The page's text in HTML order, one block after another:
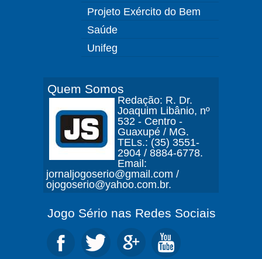
Projeto Exército do Bem
Saúde
Unifeg
Quem Somos
Redação: R. Dr.
Joaquim Libânio, nº
532 - Centro -
Guaxupé / MG.
TELs.: (35) 3551-
2904 / 8884-6778.
Email:
jornaljogoserio@gmail.com /
ojogoserio@yahoo.com.br.
Jogo Sério nas Redes Sociais